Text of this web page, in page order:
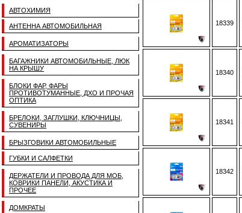
АВТОХИМИЯ
АНТЕННА АВТОМОБИЛЬНАЯ
АРОМАТИЗАТОРЫ
БАГАЖНИКИ АВТОМОБИЛЬНЫЕ, ЛЮК
НА КРЫШУ
БЛОКИ ФАР, ФАРЫ
ПРОТИВОТУМАННЫЕ, ДХО И ПРОЧАЯ
ОПТИКА
БРЕЛОКИ, ЗАГЛУШКИ, КЛЮЧНИЦЫ,
СУВЕНИРЫ
БРЫЗГОВИКИ АВТОМОБИЛЬНЫЕ
ГУБКИ И САЛФЕТКИ
ДЕРЖАТЕЛИ И ПРОВОДА ДЛЯ МОБ,
КОВРИКИ ПАНЕЛИ, АКУСТИКА И
ПРОЧЕЕ
ДОМКРАТЫ
18339
18340
18341
18342